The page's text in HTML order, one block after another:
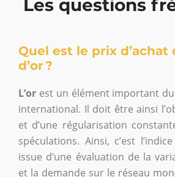
Les questions
Quel est le prix d’achat
d’or ?
L’or est un élément important
international. Il doit être ainsi
et d’une régularisation
spéculations. Ainsi, c’est
issue d’une évaluation de la
et la demande sur le réseau